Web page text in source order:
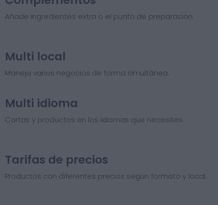
Añade ingredientes extra o el punto de preparación.
Multi local
Maneja varios negocios de forma simultánea.
Multi idioma
Cartas y productos en los idiomas que necesites.
Tarifas de precios​
Productos con diferentes precios según formato y local.